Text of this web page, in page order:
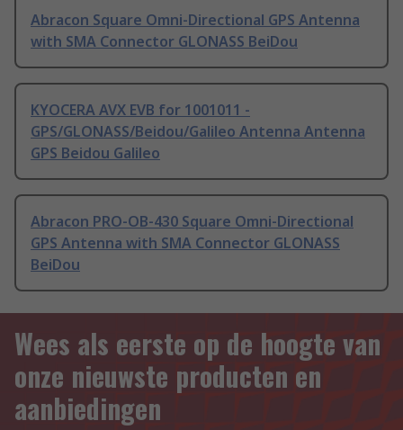
Abracon Square Omni-Directional GPS Antenna
with SMA Connector GLONASS BeiDou
KYOCERA AVX EVB for 1001011 -
GPS/GLONASS/Beidou/Galileo Antenna Antenna
GPS Beidou Galileo
Abracon PRO-OB-430 Square Omni-Directional
GPS Antenna with SMA Connector GLONASS
BeiDou
Wees als eerste op de hoogte van
onze nieuwste producten en
aanbiedingen